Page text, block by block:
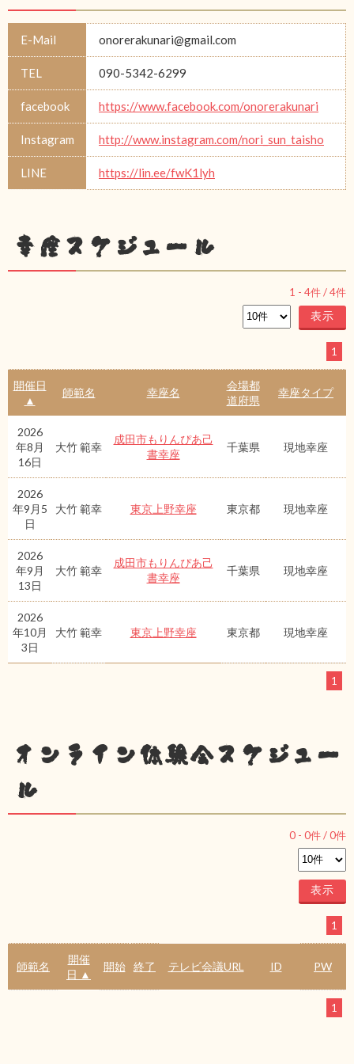
E-Mail onorerakunari@gmail.com
TEL 090-5342-6299
facebook https://www.facebook.com/onorerakunari
Instagram http://www.instagram.com/nori_sun_taisho
LINE https://lin.ee/fwK1lyh
幸座スケジュール
1 - 4件 /4件
1
開催日
▲
師範名 幸座名
会場都
道府県
幸座タイプ
2026
年8月
16日
大竹 範幸
成田市もりんぴあ己
書幸座
千葉県 現地幸座
2026
年9月5
日
大竹 範幸 東京上野幸座 東京都 現地幸座
2026
年9月
13日
大竹 範幸
成田市もりんぴあ己
書幸座
千葉県 現地幸座
2026
年10月
3日
大竹 範幸 東京上野幸座 東京都 現地幸座
1
オンライン体験会スケジュー
ル
0 - 0件 /0件
1
師範名
開催
日 ▲
開始 終了 テレビ会議URL ID PW
1